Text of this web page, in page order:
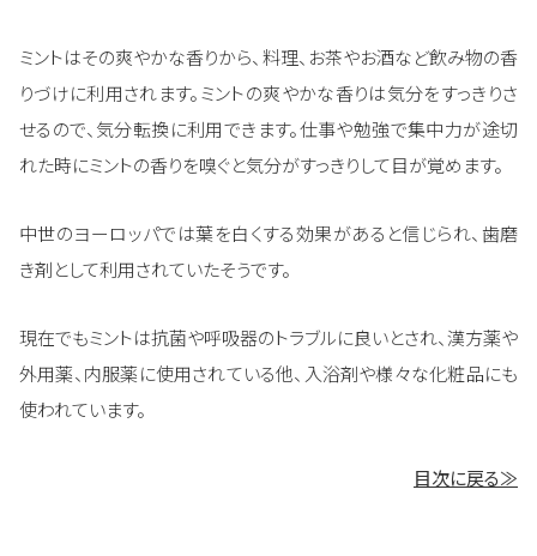
ミントはその爽やかな香りから、料理、お茶やお酒など飲み物の香
りづけに利用されます。ミントの爽やかな香りは気分をすっきりさ
せるので、気分転換に利用できます。仕事や勉強で集中力が途切
れた時にミントの香りを嗅ぐと気分がすっきりして目が覚めます。
中世のヨーロッパでは葉を白くする効果があると信じられ、歯磨
き剤として利用されていたそうです。
現在でもミントは抗菌や呼吸器のトラブルに良いとされ、漢方薬や
外用薬、内服薬に使用されている他、入浴剤や様々な化粧品にも
使われています。
目次に戻る≫